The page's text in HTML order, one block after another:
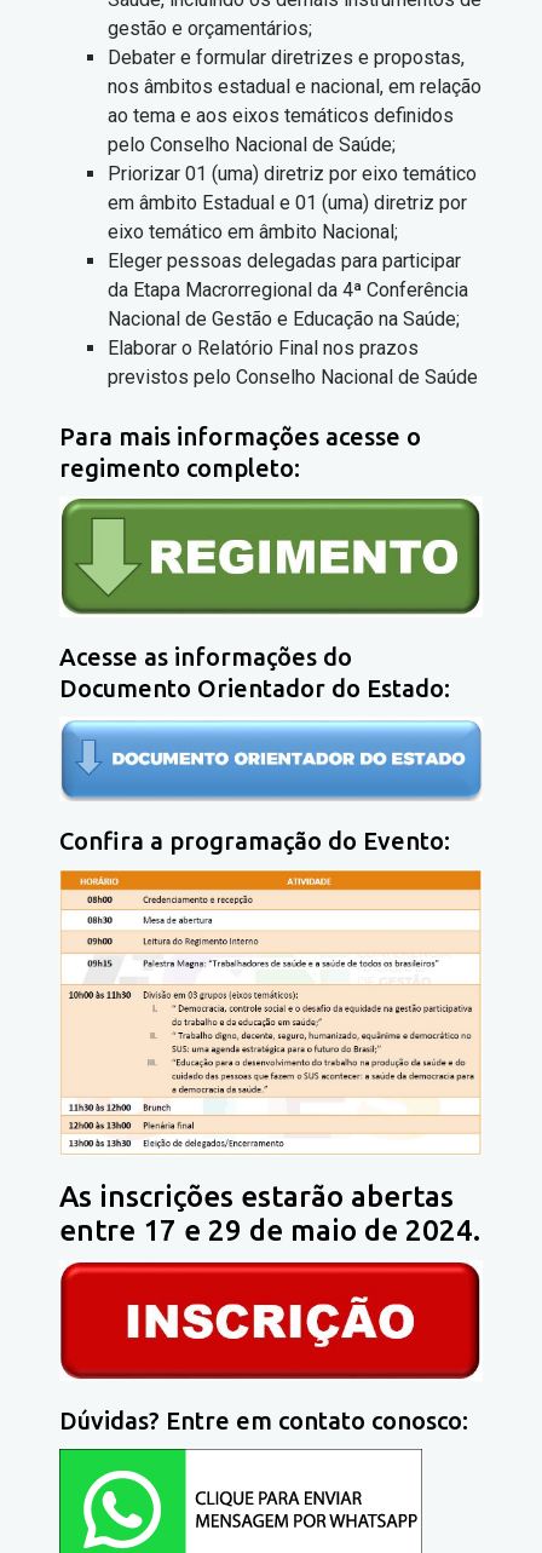
gestão e orçamentários;
Debater e formular diretrizes e propostas,
nos âmbitos estadual e nacional, em relação
ao tema e aos eixos temáticos definidos
pelo Conselho Nacional de Saúde;
Priorizar 01 (uma) diretriz por eixo temático
em âmbito Estadual e 01 (uma) diretriz por
eixo temático em âmbito Nacional;
Eleger pessoas delegadas para participar
da Etapa Macrorregional da 4ª Conferência
Nacional de Gestão e Educação na Saúde;
Elaborar o Relatório Final nos prazos
previstos pelo Conselho Nacional de Saúde
Para mais informações acesse o
regimento completo:
Acesse as informações do
Documento Orientador do Estado:
Confira a programação do Evento:
As inscrições estarão abertas
entre 17 e 29 de maio de 2024.
Dúvidas? Entre em contato conosco: